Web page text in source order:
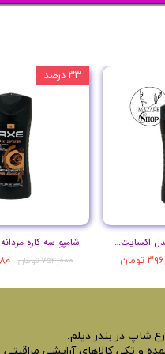
۷۵۴,۰۰۰ تومان
۳۳ درصد
شامپو سه کاره مردانه مدل اکسایت حجم 250 میل
تومان
شاپ در بندر دیلم.